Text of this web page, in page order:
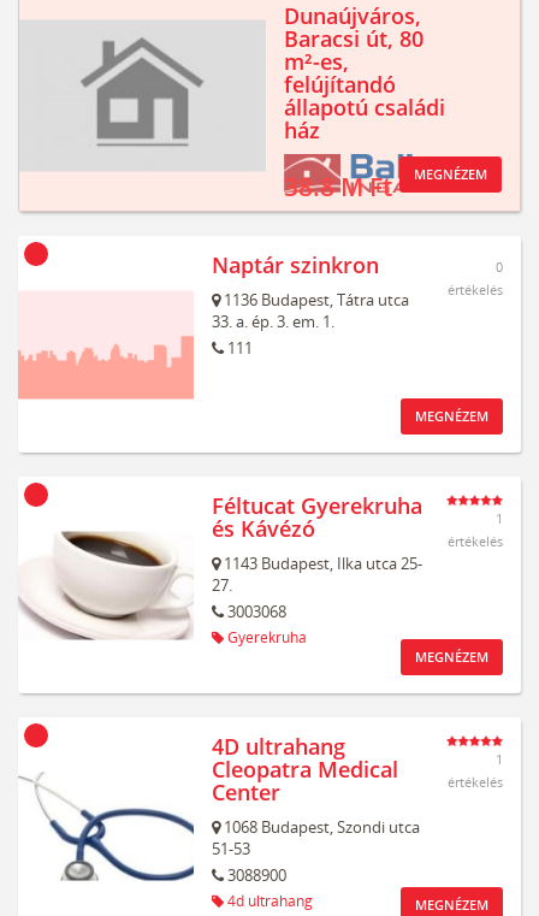
Dunaújváros,
Baracsi út, 80
m²-es,
felújítandó
állapotú családi
ház
38.8 M Ft MEGNÉZEM
Naptár szinkron
1136 Budapest,Tátra utca
33. a. ép. 3. em. 1.
111
0
értékelés
MEGNÉZEM
Féltucat Gyerekruha
és Kávézó
1143 Budapest, Ilka utca 25-
27.
3003068
Gyerekruha
1
értékelés
MEGNÉZEM
4D ultrahang
Cleopatra Medical
Center
1068 Budapest,Szondi utca
51-53
3088900
4d ultrahang
1
értékelés
MEGNÉZEM